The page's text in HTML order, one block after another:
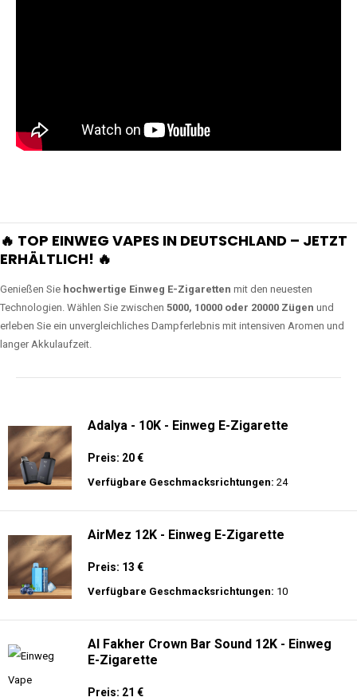
🔥 TOP EINWEG VAPES IN DEUTSCHLAND – JETZT
ERHÄLTLICH! 🔥
Genießen Sie hochwertige Einweg E-Zigaretten mit den neuesten
Technologien. Wählen Sie zwischen 5000, 10000 oder 20000 Zügen und
erleben Sie ein unvergleichliches Dampferlebnis mit intensiven Aromen und
langer Akkulaufzeit.
Adalya - 10K - Einweg E-Zigarette
Preis: 20 €
Verfügbare Geschmacksrichtungen: 24
AirMez 12K - Einweg E-Zigarette
Preis: 13 €
Verfügbare Geschmacksrichtungen: 10
Al Fakher Crown Bar Sound 12K - Einweg
E-Zigarette
Preis: 21 €